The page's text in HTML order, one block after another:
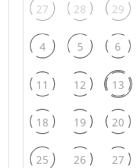
27 28 29
4 5 6
11 12 13
18 19 20
25 26 27